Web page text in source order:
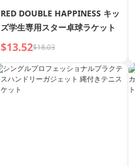
RED DOUBLE HAPPINESS キッ
ズ学生専用スター卓球ラケット
$13.52$18.03